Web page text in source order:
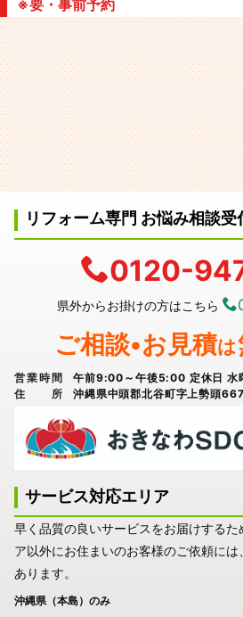
※要・事前予約
リフォーム専門 お悩み相談受
0120-
県外からお掛けの方はこちら
ご相談•お見積は
営業時間
午前9:00～午後5:00 定休日 水
住所
沖縄県中頭郡北谷町字上勢頭
サービス対応エリア
早く品質の良いサービスをお届けするた
ア以外にお住まいのお客様のご依頼に
あります。
沖縄県（本島）のみ